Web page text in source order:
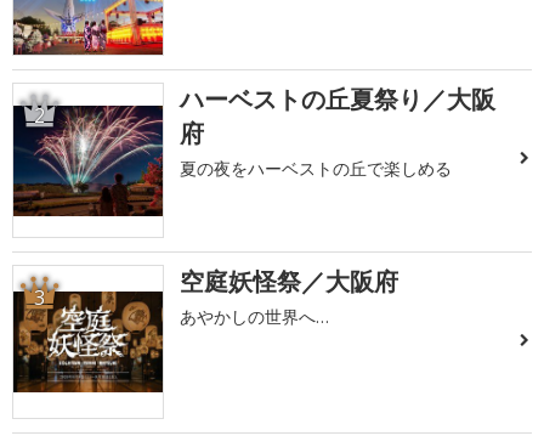
2
ハーベストの丘夏祭り／大阪
府
夏の夜をハーベストの丘で楽しめる
3 空庭妖怪祭／大阪府
あやかしの世界へ…